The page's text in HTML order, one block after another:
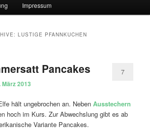
Impressum
LUSTIGE PFANNKUCHEN
Pancakes
März 2013
7
hält ungebrochen an. NebenAusstechern
hoch im Kurs. Zur Abwechslung gibt es ab
Variante Pancakes.